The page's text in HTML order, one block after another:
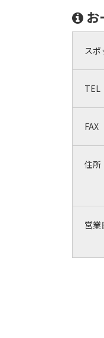
お
スポ
TEL
FAX
住所
営業